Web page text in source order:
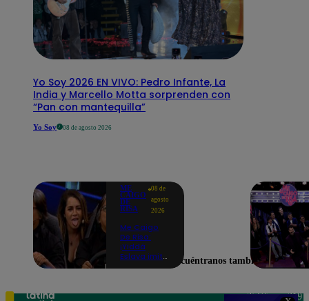
Yo Soy 2026 EN VIVO: Pedro Infante, La
India y Marcello Motta sorprenden con
“Pan con mantequilla”
Yo Soy 08 de agosto 2026
ME
CAIGO
DE
RISA
08 de
agosto
2026
Me Caigo
De Risa:
¡Yiddá
Eslava imitó
pose que
Encuéntranos también en
Teléfono: 219